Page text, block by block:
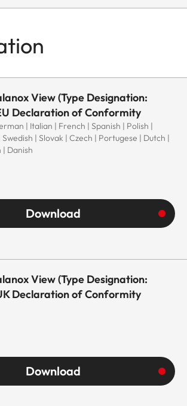
View (Type Designation:
Declaration of Conformity
| Italian | French | Spanish | Polish |
| Slovak | Czech | Portugese | Dutch |
Danish
Download
View (Type Designation:
Declaration of Conformity
Download